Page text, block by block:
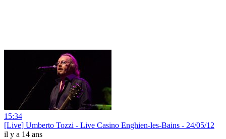
15:34
[Live] Umberto Tozzi - Live Casino Enghien-les-Bains - 24/05/12
il y a 14 ans